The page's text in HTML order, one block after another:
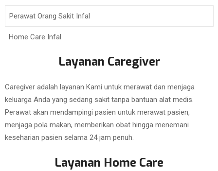
Perawat Orang Sakit Infal
Home Care Infal
Layanan Caregiver
Caregiver adalah layanan Kami untuk merawat dan menjaga
keluarga Anda yang sedang sakit tanpa bantuan alat medis.
Perawat akan mendampingi pasien untuk merawat pasien,
menjaga pola makan, memberikan obat hingga menemani
keseharian pasien selama 24 jam penuh.
Layanan Home Care